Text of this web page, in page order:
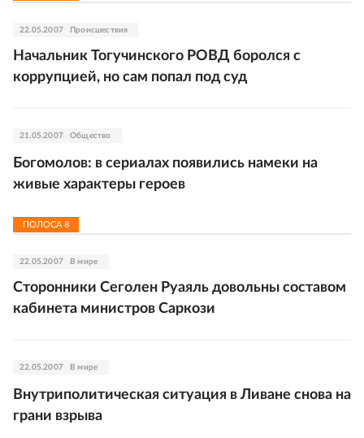
22.05.2007 Происшествия
Начальник Тогучинского РОВД боролся с
коррупцией, но сам попал под суд
21.05.2007 Общество
Богомолов: в сериалах появились намеки на
живые характеры героев
ПОЛОСА 8
22.05.2007 В мире
Сторонники Сеголен Руаяль довольны составом
кабинета министров Саркози
22.05.2007 В мире
Внутриполитическая ситуация в Ливане снова на
грани взрыва